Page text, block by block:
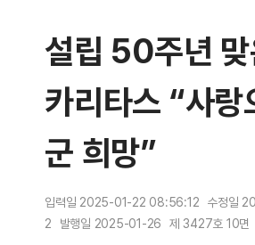
설립 50주년
카리타스 “사랑
군 희망”
입력일 2025-01-22 08:56:12
수정일
2
발행일 2025-01-26 제 3427호 10면